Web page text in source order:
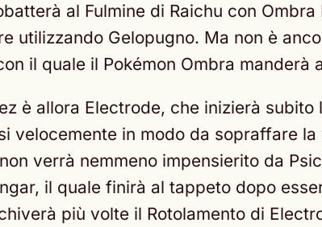
al Fulmine di Raichu con
utilizzando Gelopugno. Ma non è
il quale il Pokémon Ombra manderà
è allora Electrode, che inizierà
velocemente in modo da sopraffare
verrà nemmeno impensierito da
il quale finirà al tappeto dopo
più volte il Rotolamento di